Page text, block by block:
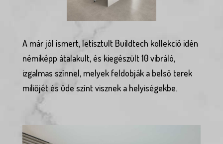
A már jól ismert, letisztult Buildtech kollekció idén
némiképp átalakult, és kiegészült 10 vibráló,
izgalmas színnel, melyek feldobják a belső terek
miliőjét és üde színt visznek a helyiségekbe.